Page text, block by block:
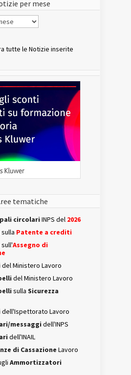
per mese
tutte le Notizie inserite
tematiche
circolari INPS del 2026
Patente a crediti
sull'Assegno di
del Ministero Lavoro
del Ministero Lavoro
sulla Sicurezza
dell'Ispettorato Lavoro
messaggi dell'INPS
dell'INAIL
di Cassazione Lavoro
Ammortizzatori